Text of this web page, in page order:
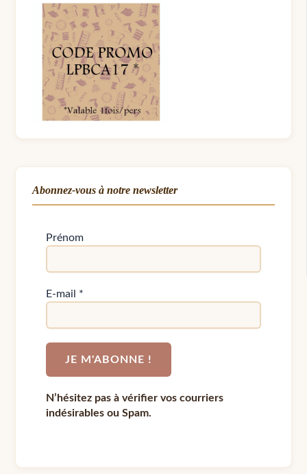
Abonnez-vous à notre newsletter
Prénom
E-mail *
N’hésitez pas à vérifier vos courriers
indésirables ou Spam.